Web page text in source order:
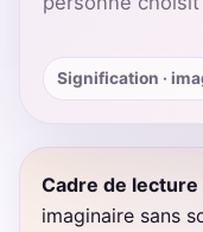
Signification ·
Cadre de lecture
imaginaire sans